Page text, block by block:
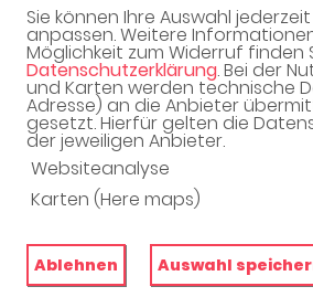
Sie können Ihre Auswahl
anpassen. Weitere
Möglichkeit zum Widerruf finden
Datenschutzerklärung. Bei der
und Karten werden technische
Adresse) an die Anbieter
gesetzt. Hierfür gelten die
der jeweiligen Anbieter.
Websiteanalyse
Karten (Here maps)
Ablehnen Auswahl
Beratung &